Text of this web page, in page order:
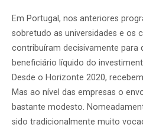
Em Portugal, nos anteriores
sobretudo as universidades e os
contribuíram decisivamente para
beneficiário líquido do
Desde o Horizonte 2020,
Mas ao nível das empresas o
bastante modesto.
sido tradicionalmente muito